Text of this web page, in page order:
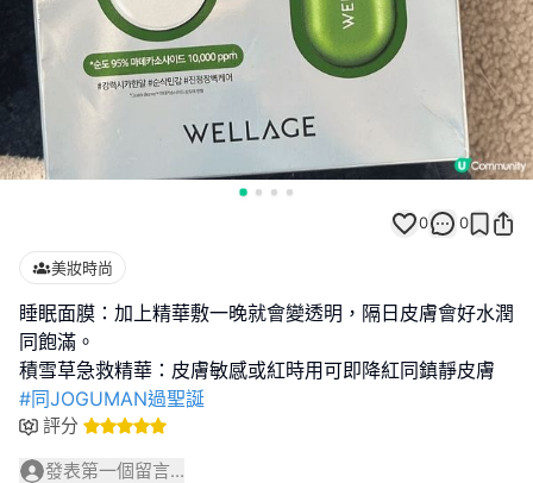
0 0
美妝時尚
睡眠面膜：加上精華敷一晚就會變透明，隔日皮膚會好水潤
同飽滿。
#同JOGUMAN過聖誕
評分
發表第一個留言...